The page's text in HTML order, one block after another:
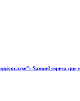
Samuel espera